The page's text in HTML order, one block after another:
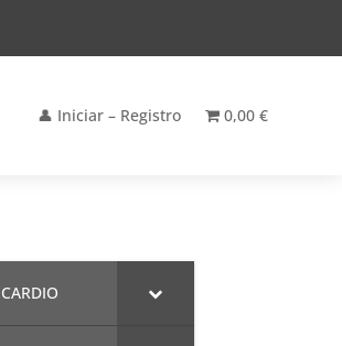
👤 Iniciar – Registro 0,00 €
CARDIO